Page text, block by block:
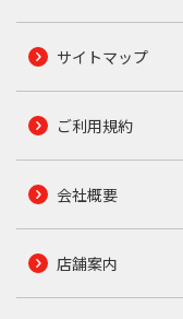
サイトマップ
ご利用規約
会社概要
店舗案内